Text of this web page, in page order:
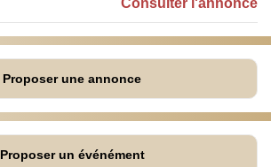
Consulter l'annonce
Proposer une annonce
Proposer un événément